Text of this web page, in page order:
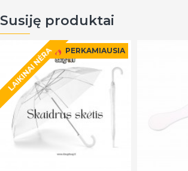
Susiję produktai
PERKAMIAUSIA
LAIKINAI NĖRA